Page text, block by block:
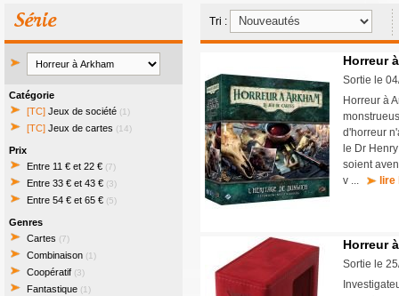
Série
Catégorie
[TC] Jeux de société (1)
[TC] Jeux de cartes (14)
Prix
Entre 11 € et 22 € (7)
Entre 33 € et 43 € (3)
Entre 54 € et 65 € (5)
Genres
Cartes (7)
Combinaison (1)
Coopératif (3)
Fantastique (1)
Tri :
Horreur
Sortie le
Horreur à
d'horreur
le Dr
soient
v ...
lire
Horreur
Sortie le